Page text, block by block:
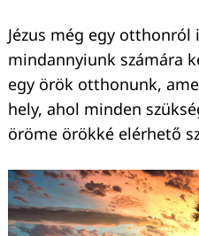
Jézus még egy otthonról
mindannyiunk számára
egy örök otthonunk,
hely, ahol minden
öröme örökké elérhető